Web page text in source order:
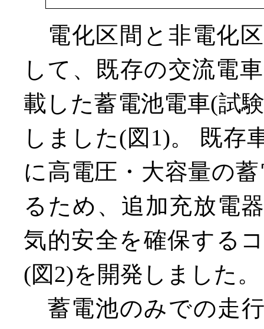
電化区間と非電化
して、既存の交流電
載した蓄電池電車(試
しました(図1)。 既存
に高電圧・大容量の
るため、追加充放電
気的安全を確保する
(図2)を開発しました。
蓄電池のみでの走